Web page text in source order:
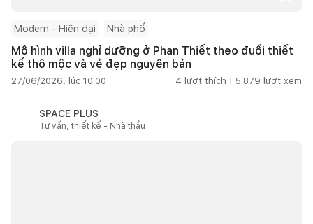
Modern - Hiện đại Nhà phố
Mô hình villa nghỉ dưỡng ở Phan Thiết theo đuổi thiết
kế thô mộc và vẻ đẹp nguyên bản
27/06/2026, lúc 10:00 4 lượt thích | 5.879 lượt xem
SPACE PLUS
Tư vấn, thiết kế - Nhà thầu